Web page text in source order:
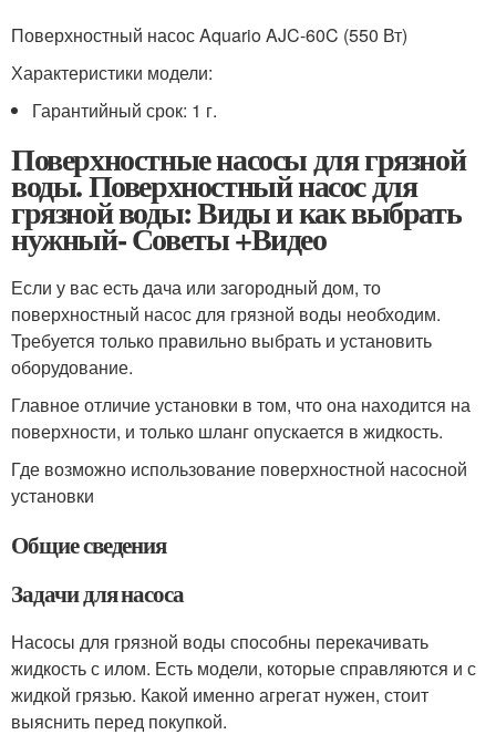
Поверхностный насос Aquario AJC-60C (550 Вт)
Характеристики модели:
Гарантийный срок: 1 г.
Поверхностные насосы для грязной
воды. Поверхностный насос для
грязной воды: Виды и как выбрать
нужный- Советы +Видео
Если у вас есть дача или загородный дом, то
поверхностный насос для грязной воды необходим.
Требуется только правильно выбрать и установить
оборудование.
Главное отличие установки в том, что она находится на
поверхности, и только шланг опускается в жидкость.
Где возможно использование поверхностной насосной
установки
Общие сведения
Задачи для насоса
Насосы для грязной воды способны перекачивать
жидкость с илом. Есть модели, которые справляются и с
жидкой грязью. Какой именно агрегат нужен, стоит
выяснить перед покупкой.